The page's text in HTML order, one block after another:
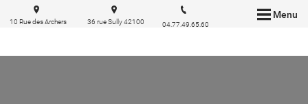
Menu
10 Rue des Archers
36 rue Sully 42100
04.77.49.65.60